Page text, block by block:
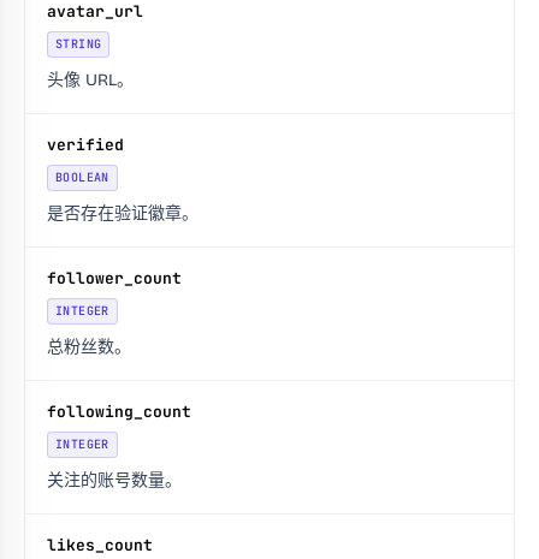
avatar_url
STRING
头像 URL。
verified
BOOLEAN
是否存在验证徽章。
follower_count
INTEGER
总粉丝数。
following_count
INTEGER
关注的账号数量。
likes_count